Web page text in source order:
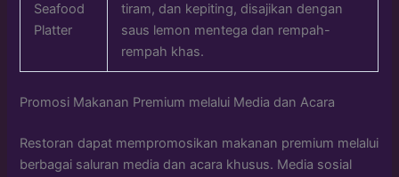
Seafood
Platter
tiram, dan kepiting, disajikan dengan
saus lemon mentega dan rempah-
rempah khas.
Promosi Makanan Premium melalui Media dan Acara
Restoran dapat mempromosikan makanan premium melalui
berbagai saluran media dan acara khusus. Media sosial